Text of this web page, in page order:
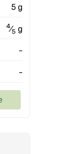
5 g
4⁄5 g
-
-